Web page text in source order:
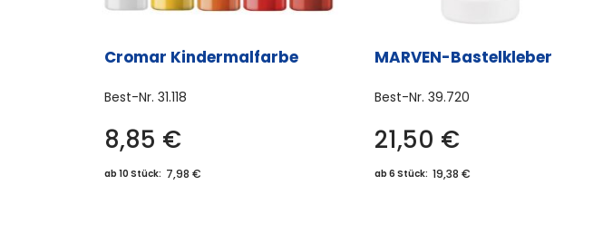
Cromar Kindermalfarbe
Best-Nr. 31.118
8,85 €
ab 10 Stück: 7,98 €
MARVEN-Bastelkleber
Best-Nr.39.720
21,50 €
ab 6 Stück: 19,38 €